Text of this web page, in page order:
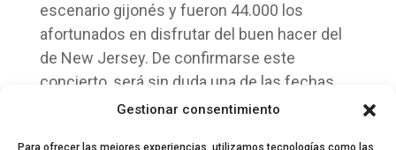
Gestionar consentimiento
Para ofrecer las mejores experiencias, utilizamos tecnologías como las
escenario gijonés y fueron 44.000 los
afortunados en disfrutar del buen hacer del
de New Jersey. De confirmarse este
concierto, será sin duda una de las fechas
inolvidables del año que viene en la ciudad